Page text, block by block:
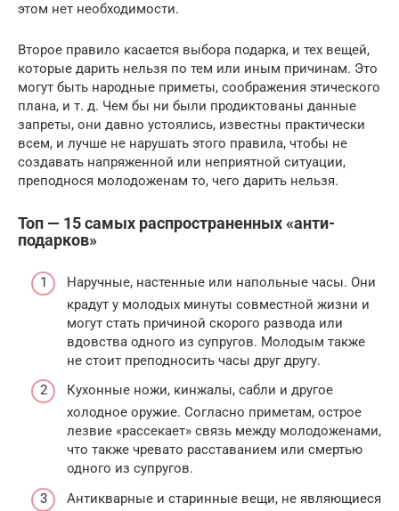
этом нет необходимости.
Второе правило касается выбора подарка, и тех вещей,
которые дарить нельзя по тем или иным причинам. Это
могут быть народные приметы, соображения этического
плана, и т. д. Чем бы ни были продиктованы данные
запреты, они давно устоялись, известны практически
всем, и лучше не нарушать этого правила, чтобы не
создавать напряженной или неприятной ситуации,
преподнося молодоженам то, чего дарить нельзя.
Топ — 15 самых распространенных «анти-
подарков»
Наручные, настенные или напольные часы. Они
крадут у молодых минуты совместной жизни и
могут стать причиной скорого развода или
вдовства одного из супругов. Молодым также
не стоит преподносить часы друг другу.
Кухонные ножи, кинжалы, сабли и другое
холодное оружие. Согласно приметам, острое
лезвие «рассекает» связь между молодоженами,
что также чревато расставанием или смертью
одного из супругов.
Антикварные и старинные вещи, не являющиеся